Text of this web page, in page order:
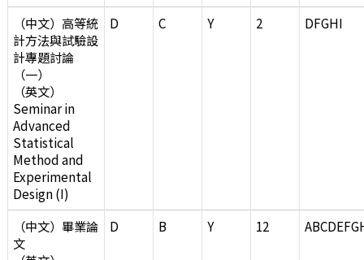
（中文）高等統
計方法與試驗設
計專題討論
（一）
（英文）
Seminar in
Advanced
Statistical
Method and
Experimental
Design (I)
D C Y 2 DFGHI
（中文）畢業論
文
D B Y 12